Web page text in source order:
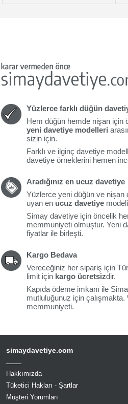
Yüzlerce farklı düğün
Hem düğün hemde nişan için
yeni davetiye modelleri
sizin için.
Farklı ve ilginç davetiye
davetiye örneklerini hemen
Aradığınız en ucuz davetiye
Yüzlerce yeni düğün ve
uyan en ucuz davetiye
Simay davetiye için öncelik
memmuniyeti olmuştur. Yeni
fiyatlar ile birleşti.
Kargo Bedava
Vereceğiniz her sipariş için
limit için kargo ücretsizdir.
Kapıda ödeme imkanı ile
mutluluğunuz için
memmuniyeti.
simaydavetiye.com
Hakkımızda
Tüketici Hakları - Şartlar
Müşteri Yorumları